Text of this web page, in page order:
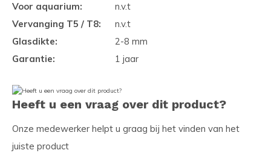
Voor aquarium:
n.v.t
Vervanging T5 / T8:
n.v.t
Glasdikte:
2-8 mm
Garantie:
1 jaar
Heeft u een vraag over dit product?
Onze medewerker helpt u graag bij het vinden van het
juiste product